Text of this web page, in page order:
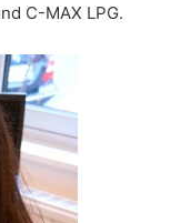
C-MAX LPG.